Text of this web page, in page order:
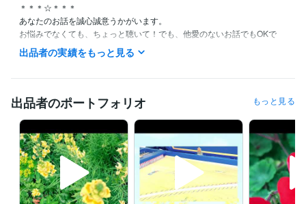
＊＊＊☆＊＊＊
あなたのお話を誠心誠意うかがいます。
お悩みでなくても、ちょっと聴いて！でも、他愛のないお話でもOKで
す。また一人で寂しい人も、良かったらお話しませんか。
あなたとのご縁を心よりお待ちしております☆
す。また退席中の場合もメッセージにご希望日時の候補を３つほどあげ
ていただきましたら、極力早めに返信をさせていただきます。
お電話をご利用の方は、お話をちゃんと聴かせていただくためにも、通
信が良好な環境にてお電話をいただけましたらありがたいです。
通常サービスはいつでも受け付けております。
出品者の実績をもっと見る
出品者のポートフォリオ もっと見る